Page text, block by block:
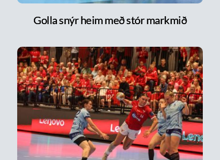
Golla snýr heim með stór markmið